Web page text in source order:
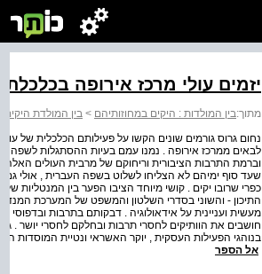
יזמים עולי מרכז אירופה
מתוך:בין המולדות : היקים במחוזותיהם > בין המולדת היקים
נחום גרוס גורמים שונים הקשו על פעילותם הכלכלית של
לבאים ממרכז אירופה . נמנו עמם בעיות ההסתגלות לשפה
וברמת התרבות הציבורית וריחוקם של מרבית העולים האלה
שעד סוף ימיהם לא הצליחו לשלוט בשפה העברית , אולי גם
כפרי שרובו יקים . קושי מיוחד הציבו הפער בין המנטליות של
התיכון - והשוני בסדרי השלטון והמשפט של המערכת
מעשית ועניינית על אידאולוגיה . דבקותם בתרבות
חושבים את הוותיקים לחסרי תרבות ובחלקם לחסרי יושר .
בנוהגי הפעילות העסקית , יוקר האשראי ונטיית המוסדות
אל הספר